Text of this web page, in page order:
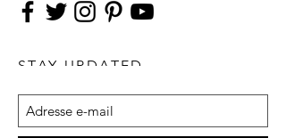
STAY UPDATED